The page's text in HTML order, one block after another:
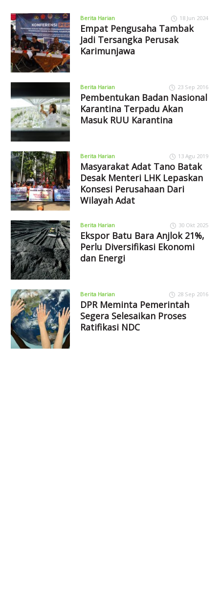
Berita Harian 18 Jun 2024
Empat Pengusaha Tambak
Jadi Tersangka Perusak
Karimunjawa
Berita Harian 23 Sep 2016
Pembentukan Badan Nasional
Karantina Terpadu Akan
Masuk RUU Karantina
Berita Harian 13 Agu 2019
Masyarakat Adat Tano Batak
Desak Menteri LHK Lepaskan
Konsesi Perusahaan Dari
Wilayah Adat
Berita Harian 30 Okt 2025
Ekspor Batu Bara Anjlok 21%,
Perlu Diversifikasi Ekonomi
dan Energi
Berita Harian 28 Sep 2016
DPR Meminta Pemerintah
Segera Selesaikan Proses
Ratifikasi NDC